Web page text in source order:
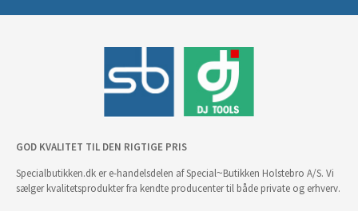
GOD KVALITET TIL DEN RIGTIGE PRIS
Specialbutikken.dk er e-handelsdelen af Special~Butikken Holstebro A/S. Vi
sælger kvalitetsprodukter fra kendte producenter til både private og erhverv.